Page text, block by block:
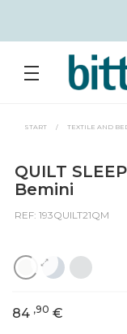
START / TEXTILE AND
QUILT
Bemini
REF: 193QUILT21QM
84 ,90 €